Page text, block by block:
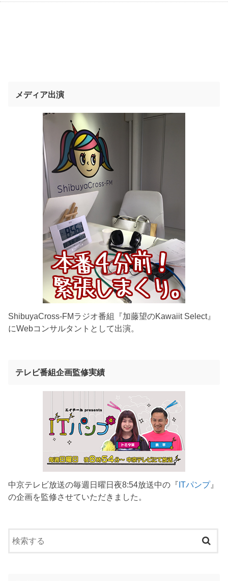
メディア出演
ShibuyaCross-FMラジオ番組『加藤望のKawaiit Select』
にWebコンサルタントとして出演。
テレビ番組企画監修実績
中京テレビ放送の毎週日曜日夜8:54放送中の『ITパンプ』
の企画を監修させていただきました。